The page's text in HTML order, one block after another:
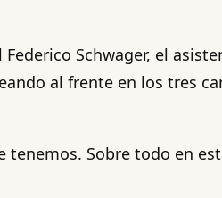
Schwager, el
al frente en los tres
Sobre todo en